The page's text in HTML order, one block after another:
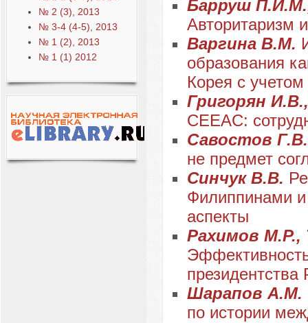
№ 2 (3), 2013
№ 3-4 (4-5), 2013
№ 1 (2), 2013
№ 1 (1) 2012
Барруш
Авторитаризм
Варгина В.М.
образования
Корея с
Григорян
CEEAC:
Савостов
не предмет
Синчук В.В.
Филиппинами и
аспекты
Рахимов М.Р.,
Шарапов А.М.
по истории